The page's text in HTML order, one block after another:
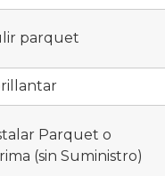
parquet
Parquet o
(sin Suministro)